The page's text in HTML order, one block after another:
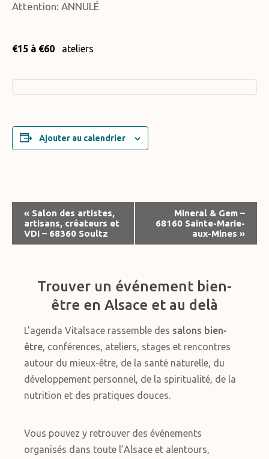
Attention: ANNULÉ
€15 à €60 ateliers
Ajouter au calendrier
Navigation
Évènement
« Salon des artistes,
artisans, créateurs et
VDI – 68360 Soultz
Mineral & Gem –
68160 Sainte-Marie-
aux-Mines »
Trouver un événement bien-
être en Alsace et au delà
L’agenda Vitalsace rassemble des salons bien-
être , conférences, ateliers, stages et rencontres
autour du mieux-être, de la santé naturelle, du
développement personnel, de la spiritualité, de la
nutrition et des pratiques douces.
Vous pouvez y retrouver des événements
organisés dans toute l’Alsace et alentours,